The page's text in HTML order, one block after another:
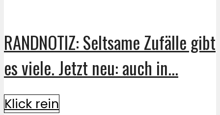
RANDNOTIZ: Seltsame Zufälle gibt
es viele. Jetzt neu: auch in...
Klick rein